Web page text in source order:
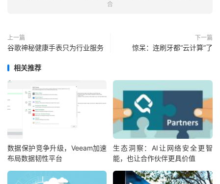
合
上一篇
谷歌神秘健康手表只为行业服务
下一篇
惊呆：连刷牙都“云计算”了
相关推荐
数据保护竞争升级，Veeam加速
布局数据韧性平台
生态洞察：AI让网络安全更智
能，也让合作伙伴更具价值